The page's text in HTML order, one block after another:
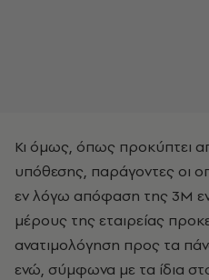
Κι όμως, όπως προκύπτει
υπόθεσης, παράγοντες οι
εν λόγω απόφαση της 3Μ
μέρους της εταιρείας
ανατιμολόγηση προς τα
ενώ, σύμφωνα με τα ίδια